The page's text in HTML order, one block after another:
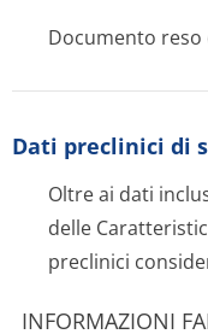
Documento reso
Dati preclinici di
Oltre ai dati
delle
preclinici
INFORMAZIONI